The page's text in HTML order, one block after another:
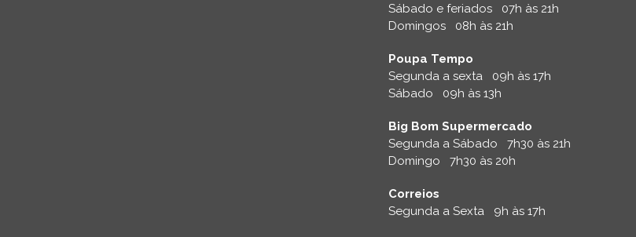
Sábado e feriados 07h às 21h
Domingos 08h às 21h
Poupa Tempo
Segunda a sexta 09h às 17h
Sábado 09h às 13h
Big Bom Supermercado
Segunda a Sábado 7h30 às 21h
Domingo 7h30 às 20h
Correios
Segunda a Sexta 9h às 17h